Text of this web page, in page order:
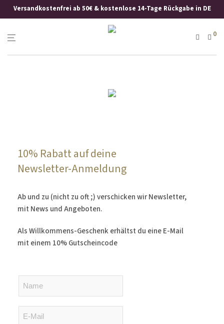
Versandkostenfrei ab 50€ & kostenlose 14-Tage Rückgabe in DE
0
10% Rabatt auf deine
Newsletter-Anmeldung
Ab und zu (nicht zu oft ;) verschicken wir Newsletter,
mit News und Angeboten.
Als Willkommens-Geschenk erhältst du eine E-Mail
mit einem 10% Gutscheincode